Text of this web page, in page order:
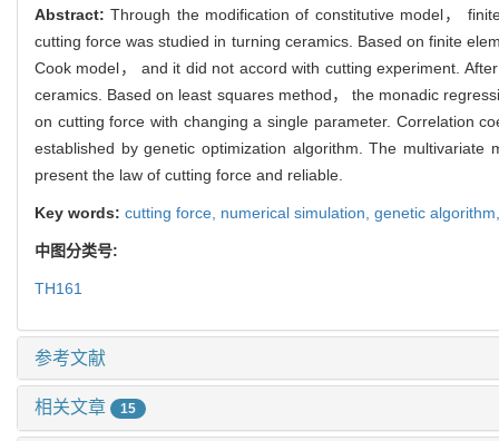
Abstract:Through the modification of constitutive model，
cutting force was studied in turning ceramics. Based on finite
Cook model， and it did not accord with cutting experiment.
ceramics. Based on least squares method， the monadic
on cutting force with changing a single parameter. Correlation
established by genetic optimization algorithm. The
present the law of cutting force and reliable.
Key words: cutting force, numerical simulation, genetic
中图分类号:
TH161
参考文献
相关文章 15